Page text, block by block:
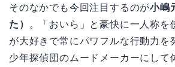
そのなかでも今回注目するのが小嶋
た）
。「おいら」と豪快に一人称を
が大好きで常にパワフルな行動力を
少年探偵団のムードメーカーにして